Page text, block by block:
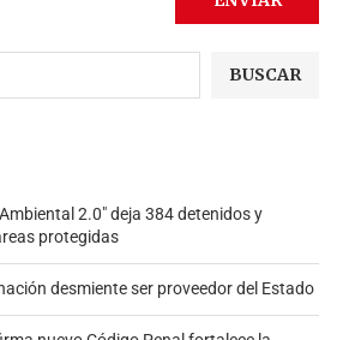
BUSCAR
2.0″ deja 384 detenidos y
protegidas
desmiente ser proveedor del Estado